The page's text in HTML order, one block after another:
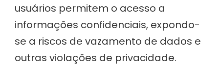
usuários permitem o acesso a
informações confidenciais, expondo-
se a riscos de vazamento de dados e
outras violações de privacidade.